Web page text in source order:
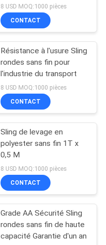
8 USD MOQ:1000 pièces
CONTACT
Résistance à l'usure Sling
rondes sans fin pour
l'industrie du transport
8 USD MOQ:1000 pièces
CONTACT
Sling de levage en
polyester sans fin 1T x
0,5 M
8 USD MOQ:1000 pièces
CONTACT
Grade AA Sécurité Sling
rondes sans fin de haute
capacité Garantie d'un an